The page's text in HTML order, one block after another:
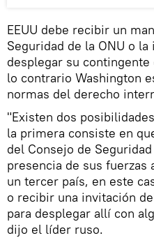
EEUU debe recibir un
Seguridad de la ONU o
desplegar su
lo contrario Washington
normas del derecho
"Existen dos
la primera consiste en
del Consejo de
presencia de sus
un tercer país, en este
o recibir una invitación
para desplegar allí con
dijo el líder ruso.